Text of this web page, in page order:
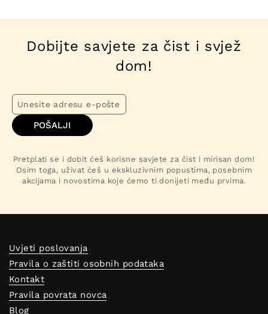
Dobijte savjete za čist i svjež
dom!
POŠALJI
Pretplati se i dobit ćeš korisne savjete za čist i mirisan dom!
Osim toga, uživat ćeš u ekskluzivnim popustima, posebnim
akcijama i novostima koje ćemo ti donijeti među prvima.
Uvjeti poslovanja
Pravila o zaštiti osobnih podataka
Kontakt
Pravila povrata novca
Blog